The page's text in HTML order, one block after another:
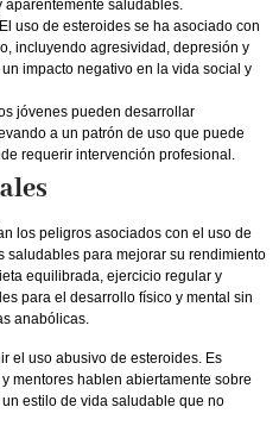
saludables.
El uso de esteroides se ha asociado con
incluyendo agresividad, depresión y
impacto negativo en la vida social y
jóvenes pueden desarrollar
a un patrón de uso que puede
requerir intervención profesional.
los peligros asociados con el uso de
saludables para mejorar su rendimiento
equilibrada, ejercicio regular y
para el desarrollo físico y mental sin
anabólicas.
el uso abusivo de esteroides. Es
mentores hablen abiertamente sobre
estilo de vida saludable que no